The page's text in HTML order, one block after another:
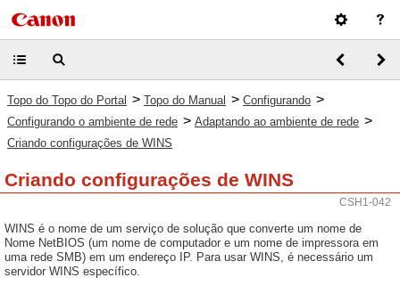
Topo do Topo do Portal > Topo do Manual > Configurando >
Configurando o ambiente de rede > Adaptando ao ambiente de rede >
Criando configurações de WINS
Criando configurações de WINS
CSH1-042
WINS é o nome de um serviço de solução que converte um nome de
Nome NetBIOS (um nome de computador e um nome de impressora em
uma rede SMB) em um endereço IP. Para usar WINS, é necessário um
servidor WINS específico.